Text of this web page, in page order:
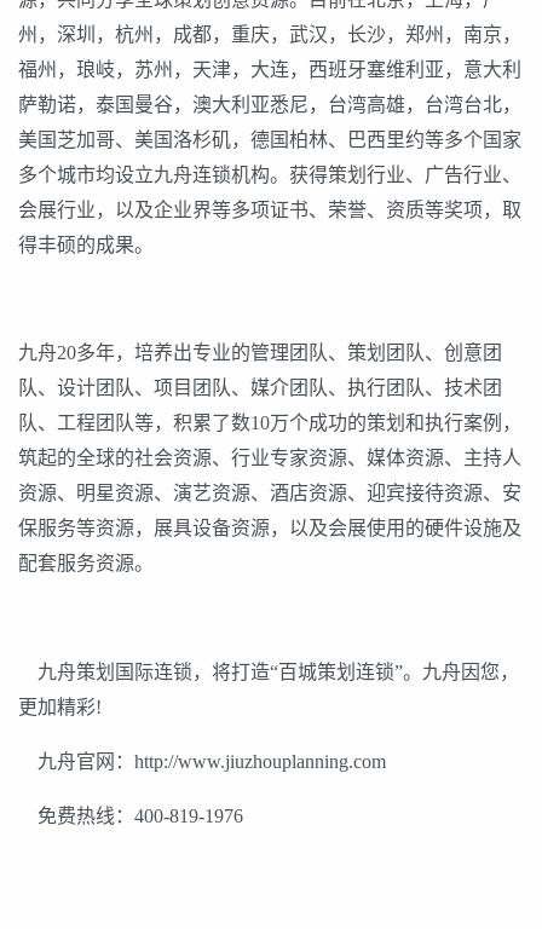
州，深圳，杭州，成都，重庆，武汉，长沙，郑州，南京，
福州，琅岐，苏州，天津，大连，西班牙塞维利亚，意大利
萨勒诺，泰国曼谷，澳大利亚悉尼，台湾高雄，台湾台北，
美国芝加哥、美国洛杉矶，德国柏林、巴西里约等多个国家
多个城市均设立九舟连锁机构。获得策划行业、广告行业、
会展行业，以及企业界等多项证书、荣誉、资质等奖项，取
得丰硕的成果。
九舟20多年，培养出专业的管理团队、策划团队、创意团
队、设计团队、项目团队、媒介团队、执行团队、技术团
队、工程团队等，积累了数10万个成功的策划和执行案例，
筑起的全球的社会资源、行业专家资源、媒体资源、主持人
资源、明星资源、演艺资源、酒店资源、迎宾接待资源、安
保服务等资源，展具设备资源，以及会展使用的硬件设施及
配套服务资源。
九舟策划国际连锁，将打造“百城策划连锁”。九舟因您，
更加精彩!
九舟官网：http://www.jiuzhouplanning.com
免费热线：400-819-1976